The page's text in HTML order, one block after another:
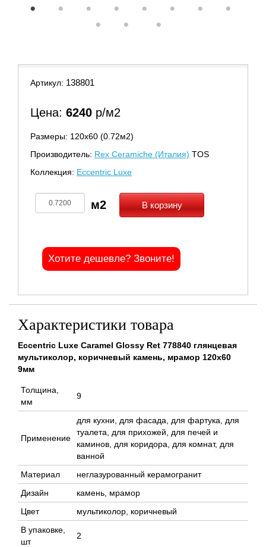
Артикул: 138801
Цена: 6240 р/м2
Размеры: 120х60 (0.72м2)
Производитель: Rex Ceramiche (Италия) TOS
Коллекция: Eccentric Luxe
В корзину
Хотите дешевле? Звоните!
Характеристики товара
Eccentric Luxe Caramel Glossy Ret 778840 глянцевая
мультиколор, коричневый камень, мрамор 120x60
9мм
Толщина,
мм
9
Применение
для кухни, для фасада, для фартука, для
туалета, для прихожей, для печей и
каминов, для коридора, для комнат, для
ванной
Материал
неглазурованный керамогранит
Дизайн
камень, мрамор
Цвет
мультиколор, коричневый
В упаковке,
шт
2